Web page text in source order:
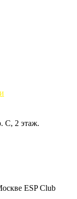
С, 2 этаж.
ESP Club